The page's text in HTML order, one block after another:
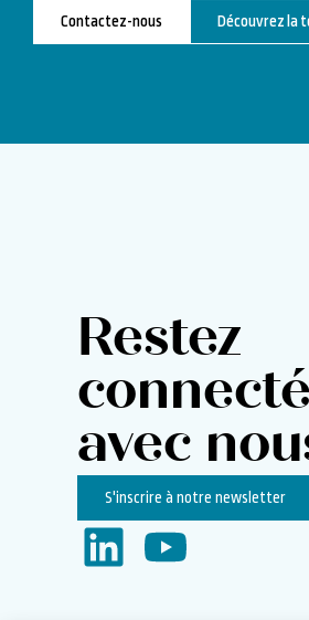
Contactez-nous Découvrez la
Restez
connecté
avec
S'inscrire à notre newsletter